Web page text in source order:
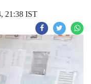
21:38 IST